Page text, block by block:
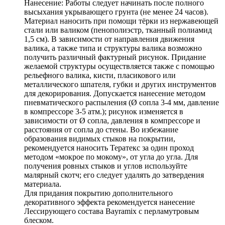
Нанесение: Работы следует начинать после полного
высыхания укрывающего грунта (не менее 24 часов).
Материал наносить при помощи тёрки из нержавеющей
стали или валиком (пенополиэстр, тканный полиамид
1,5 см). В зависимости от направления движения
валика, а также типа и структуры валика возможно
получить различный фактурный рисунок. Придание
желаемой структуры осуществляется также с помощью
рельефного валика, кисти, пласикового или
металлического шпателя, губки и других инструментов
для декорирования. Допускается нанесение методом
пневматического распыления (Ø сопла 3-4 мм, давление
в компрессоре 3-5 атм.); рисунок изменяется в
зависимости от Ø сопла, давления в компрессоре и
расстояния от сопла до стены. Во избежание
образования видимых стыков на покрытии,
рекомендуется наносить Тератекс за один проход
методом «мокрое по мокому», от угла до угла. Для
получения ровных стыков и углов используйте
малярный скотч; его следует удалять до затвердения
материала.
Для придания покрытию дополнительного
декоративного эффекта рекомендуется нанесение
Лессирующего состава Bayramix с перламутровым
блеском.